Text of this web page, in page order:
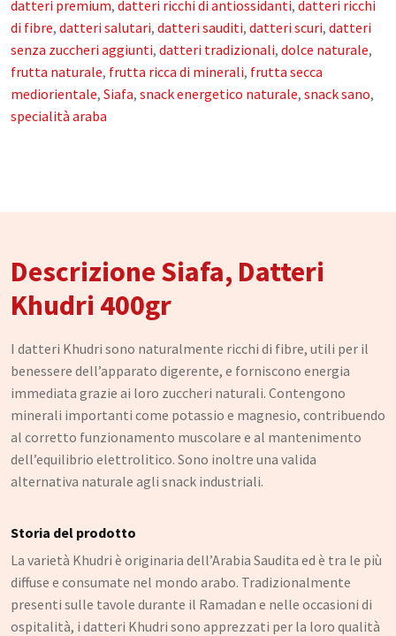
datteri premium, datteri ricchi di antiossidanti, datteri ricchi
di fibre, datteri salutari, datteri sauditi, datteri scuri, datteri
senza zuccheri aggiunti, datteri tradizionali, dolce naturale,
frutta naturale, frutta ricca di minerali, frutta secca
mediorientale, Siafa, snack energetico naturale, snack sano,
specialità araba
Descrizione Siafa, Datteri
Khudri 400gr
I datteri Khudri sono naturalmente ricchi di fibre, utili per il
benessere dell’apparato digerente, e forniscono energia
immediata grazie ai loro zuccheri naturali. Contengono
minerali importanti come potassio e magnesio, contribuendo
al corretto funzionamento muscolare e al mantenimento
dell’equilibrio elettrolitico. Sono inoltre una valida
alternativa naturale agli snack industriali.
Storia del prodotto
La varietà Khudri è originaria dell’Arabia Saudita ed è tra le più
diffuse e consumate nel mondo arabo. Tradizionalmente
presenti sulle tavole durante il Ramadan e nelle occasioni di
ospitalità, i datteri Khudri sono apprezzati per la loro qualità